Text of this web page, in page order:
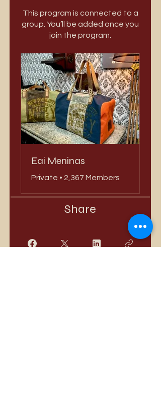
This program is connected to a
group. You’ll be added once you
join the program.
Eai Meninas
Private • 2,367 Members
Share